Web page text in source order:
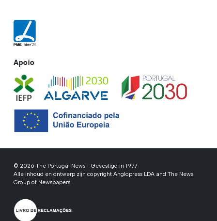
Apoio
© 2026 The Portugal News - Gevestigd in 1977
Alle inhoud en ontwerp zijn copyright Anglopress LDA and The News
Group of Newspapers